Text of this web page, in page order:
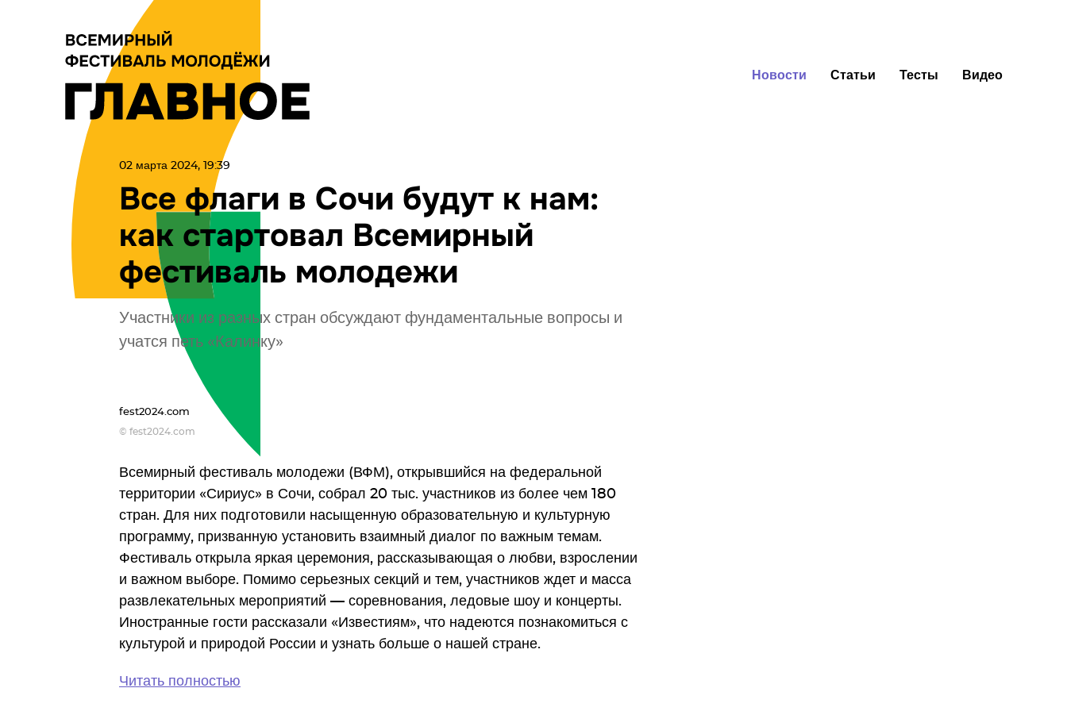
Новости Статьи Тесты Видео
02 марта 2024, 19:39
Все флаги в Сочи будут к нам:
как стартовал Всемирный
фестиваль молодежи
Участники из разных стран обсуждают фундаментальные вопросы и
учатся петь «Калинку»
fest2024.com
© fest2024.com
Всемирный фестиваль молодежи (ВФМ), открывшийся на федеральной
территории «Сириус» в Сочи, собрал 20 тыс. участников из более чем 180
стран. Для них подготовили насыщенную образовательную и культурную
программу, призванную установить взаимный диалог по важным темам.
Фестиваль открыла яркая церемония, рассказывающая о любви, взрослении
и важном выборе. Помимо серьезных секций и тем, участников ждет и масса
развлекательных мероприятий — соревнования, ледовые шоу и концерты.
Иностранные гости рассказали «Известиям», что надеются познакомиться с
культурой и природой России и узнать больше о нашей стране.
Читать полностью